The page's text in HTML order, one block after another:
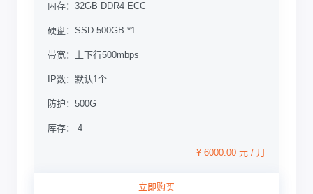
内存： 32GB DDR4 ECC
硬盘： SSD 500GB *1
带宽： 上下行500mbps
IP数： 默认1个
防护： 500G
库存： 4
¥ 6000.00 元 / 月
立即购买